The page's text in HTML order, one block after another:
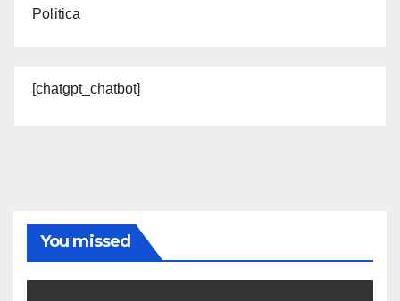
Politica
[chatgpt_chatbot]
You missed